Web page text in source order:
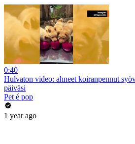
0:40
Hulvaton video: ahneet koiranpennut
päiväsi
Pet é pop
1 year ago